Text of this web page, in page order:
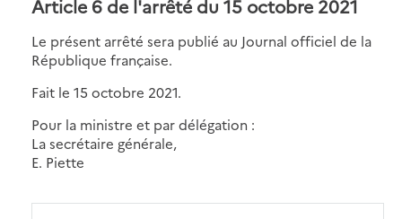
Article 6 de l'arrêté du 15 octobre 2021
Le présent arrêté sera publié au Journal officiel de la
République française.
Fait le 15 octobre 2021.
Pour la ministre et par délégation :
La secrétaire générale,
E. Piette